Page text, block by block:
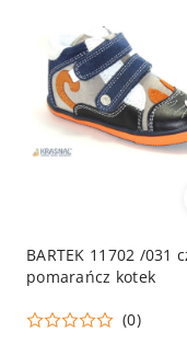
BARTEK 11702 /031
pomarańcz kotek
(0)